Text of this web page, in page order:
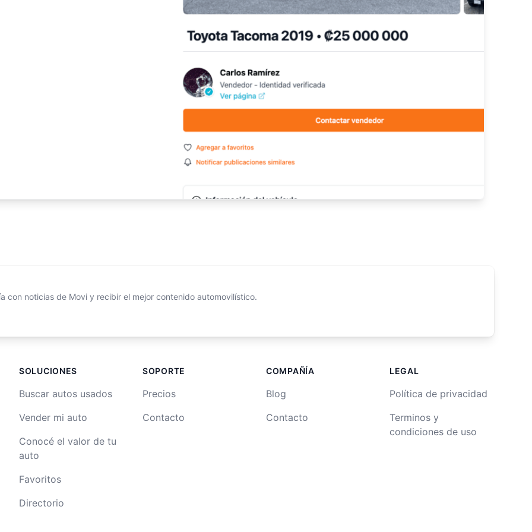
con noticias de Movi y recibir el mejor contenido automovilístico.
SOLUCIONES
Buscar autos usados
Vender mi auto
Conocé el valor de tu
auto
Favoritos
Directorio
SOPORTE
Precios
Contacto
COMPAÑÍA
Blog
Contacto
LEGAL
Política de privacidad
Terminos y
condiciones de uso